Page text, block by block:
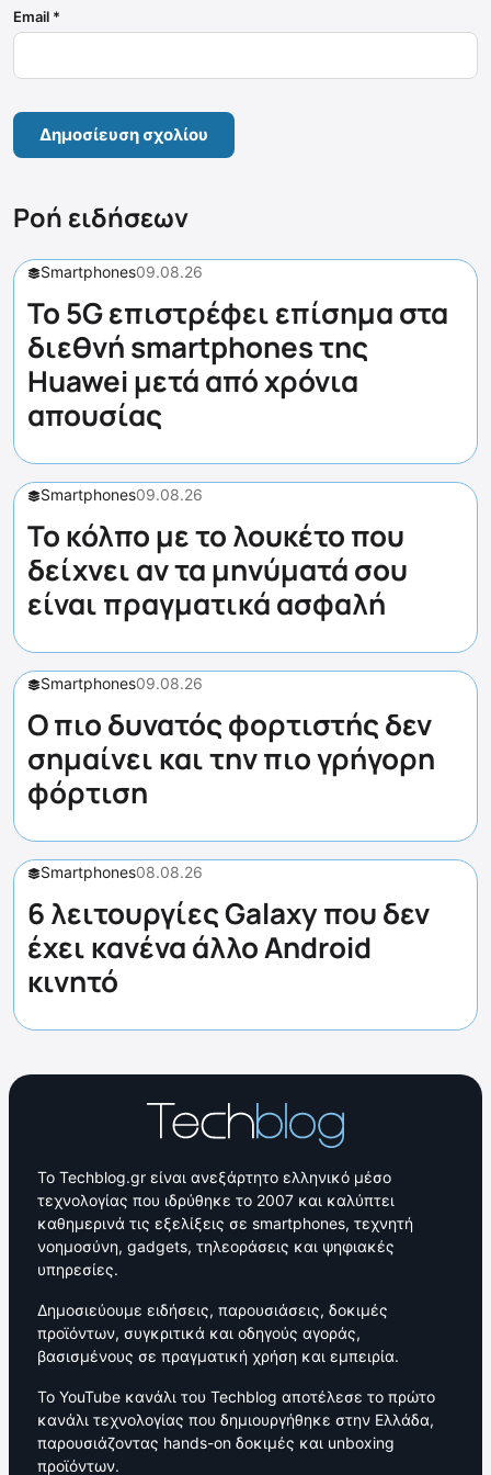
Email *
Ροή ειδήσεων
Smartphones09.08.26
Το 5G επιστρέφει επίσημα στα
διεθνή smartphones της
Huawei μετά από χρόνια
απουσίας
Smartphones09.08.26
Το κόλπο με το λουκέτο που
δείχνει αν τα μηνύματά σου
είναι πραγματικά ασφαλή
Smartphones09.08.26
Ο πιο δυνατός φορτιστής δεν
σημαίνει και την πιο γρήγορη
φόρτιση
Smartphones08.08.26
6 λειτουργίες Galaxy που δεν
έχει κανένα άλλο Android
κινητό
Το Techblog.gr είναι ανεξάρτητο ελληνικό μέσο
τεχνολογίας που ιδρύθηκε το 2007 και καλύπτει
καθημερινά τις εξελίξεις σε smartphones, τεχνητή
νοημοσύνη, gadgets, τηλεοράσεις και ψηφιακές
υπηρεσίες.
Δημοσιεύουμε ειδήσεις, παρουσιάσεις, δοκιμές
προϊόντων, συγκριτικά και οδηγούς αγοράς,
βασισμένους σε πραγματική χρήση και εμπειρία.
Το YouTube κανάλι του Techblog αποτέλεσε το πρώτο
κανάλι τεχνολογίας που δημιουργήθηκε στην Ελλάδα,
παρουσιάζοντας hands-on δοκιμές και unboxing
προϊόντων.